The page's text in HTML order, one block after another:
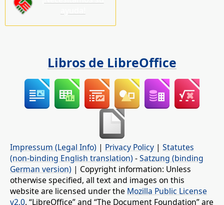
Libros de LibreOffice
Impressum (Legal Info) | Privacy Policy | Statutes
(non-binding English translation) -Satzung (binding
German version) | Copyright information: Unless
otherwise specified, all text and images on this
website are licensed under the Mozilla Public License
v2.0. “LibreOffice” and “The Document Foundation” are